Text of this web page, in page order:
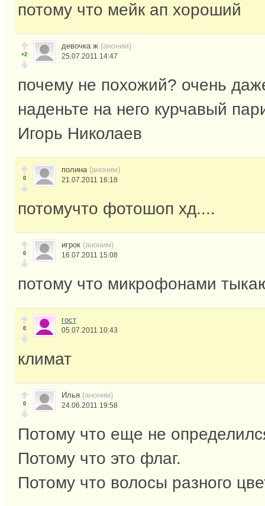
потому что мейк ап хороший
+2
девочка ж (аноним)
25.07.2011 14:47
почему не похожий? очень
наденьте на него курчавый
Игорь Николаев
0
полина (аноним)
21.07.2011 16:18
потомучто фотошоп хд....
0
игрок (аноним)
16.07.2011 15:08
потому что микрофонами
0
гост
05.07.2011 10:43
климат
0
Илья (аноним)
24.06.2011 19:58
Потому что еще не
Потому что это флаг.
Потому что волосы разного